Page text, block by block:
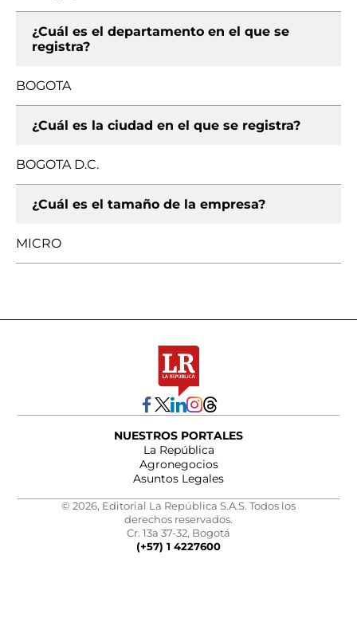
¿Cuál es el departamento en el que se
registra?
BOGOTA
¿Cuál es la ciudad en el que se registra?
BOGOTA D.C.
¿Cuál es el tamaño de la empresa?
MICRO
NUESTROS PORTALES
La República
Agronegocios
Asuntos Legales
© 2026, Editorial La República S.A.S. Todos los
derechos reservados.
Cr. 13a 37-32, Bogotá
(+57) 1 4227600